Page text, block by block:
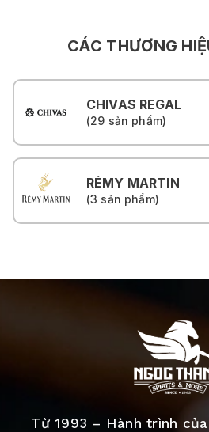
CÁC THƯƠNG
CHIVAS REGAL
(29 sản phẩm)
RÉMY MARTIN
(3 sản phẩm)
Từ 1993 – Hành trình